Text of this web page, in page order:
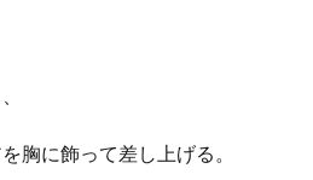
胸に飾って差し上げる。